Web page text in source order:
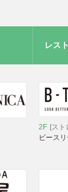
レス
2F [ス
ビース